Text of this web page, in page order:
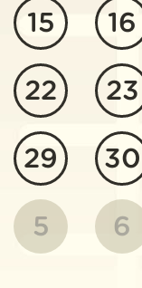
15 16
22 23
29 30
5 6